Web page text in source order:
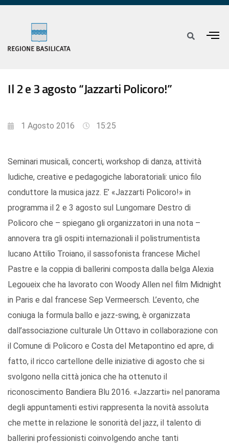
Il 2 e 3 agosto “Jazzarti Policoro!”
1 Agosto 2016 15:25
Seminari musicali, concerti, workshop di danza, attività
ludiche, creative e pedagogiche laboratoriali: unico filo
conduttore la musica jazz. E’ «Jazzarti Policoro!» in
programma il 2 e 3 agosto sul Lungomare Destro di
Policoro che – spiegano gli organizzatori in una nota –
annovera tra gli ospiti internazionali il polistrumentista
lucano Attilio Troiano, il sassofonista francese Michel
Pastre e la coppia di ballerini composta dalla belga Alexia
Legoueix che ha lavorato con Woody Allen nel film Midnight
in Paris e dal francese Sep Vermeersch. L’evento, che
coniuga la formula ballo e jazz-swing, è organizzata
dall’associazione culturale Un Ottavo in collaborazione con
il Comune di Policoro e Costa del Metapontino ed apre, di
fatto, il ricco cartellone delle iniziative di agosto che si
svolgono nella città jonica che ha ottenuto il
riconoscimento Bandiera Blu 2016. «Jazzarti» nel panorama
degli appuntamenti estivi rappresenta la novità assoluta
che mette in relazione le sonorità del jazz, il talento di
ballerini professionisti coinvolgendo anche tanti